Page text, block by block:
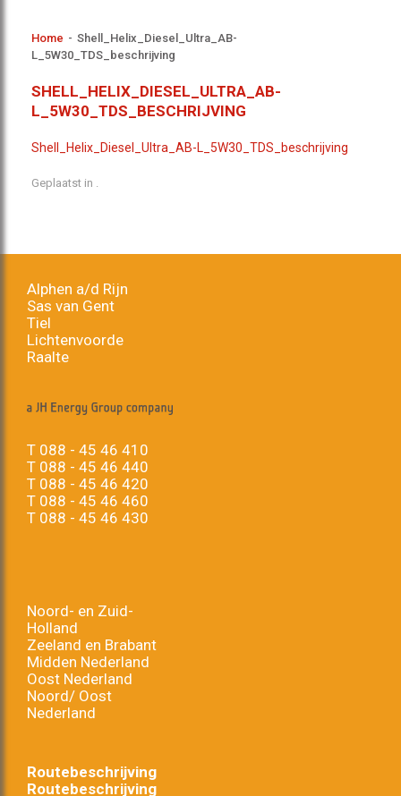
Home - Shell_Helix_Diesel_Ultra_AB-
L_5W30_TDS_beschrijving
SHELL_HELIX_DIESEL_ULTRA_AB-
L_5W30_TDS_BESCHRIJVING
Shell_Helix_Diesel_Ultra_AB-L_5W30_TDS_beschrijving
Geplaatst in .
Alphen a/d Rijn
Sas van Gent
Tiel
Lichtenvoorde
Raalte
T 088 - 45 46 410
T 088 - 45 46 440
T 088 - 45 46 420
T 088 - 45 46 460
T 088 - 45 46 430
Noord- en Zuid-
Holland
Zeeland en Brabant
Midden Nederland
Oost Nederland
Noord/ Oost
Nederland
Routebeschrijving
Routebeschrijving